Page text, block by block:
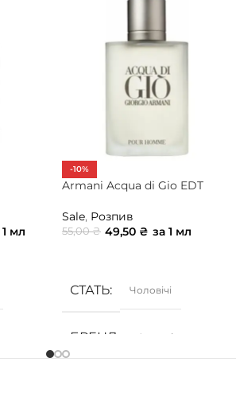
мл
-10%
Armani Acqua di Gio EDT
Sale, Розпив
55,00₴ 49,50 ₴ за 1 мл
СТАТЬ Чоловічі
БРЕНД Armani